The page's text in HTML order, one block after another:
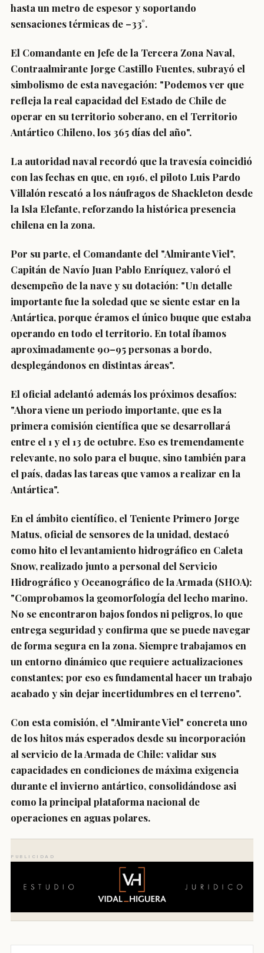
hasta un metro de espesor y soportando
sensaciones térmicas de –33°.
El Comandante en Jefe de la Tercera Zona Naval,
Contraalmirante Jorge Castillo Fuentes, subrayó el
simbolismo de esta navegación: "Podemos ver que
refleja la real capacidad del Estado de Chile de
operar en su territorio soberano, en el Territorio
Antártico Chileno, los 365 días del año".
La autoridad naval recordó que la travesía coincidió
con las fechas en que, en 1916, el piloto Luis Pardo
Villalón rescató a los náufragos de Shackleton desde
la Isla Elefante, reforzando la histórica presencia
chilena en la zona.
Por su parte, el Comandante del "Almirante Viel",
Capitán de Navío Juan Pablo Enríquez, valoró el
desempeño de la nave y su dotación: "Un detalle
importante fue la soledad que se siente estar en la
Antártica, porque éramos el único buque que estaba
operando en todo el territorio. En total íbamos
aproximadamente 90–95 personas a bordo,
desplegándonos en distintas áreas".
El oficial adelantó además los próximos desafíos:
"Ahora viene un periodo importante, que es la
primera comisión científica que se desarrollará
entre el 1 y el 13 de octubre. Eso es tremendamente
relevante, no solo para el buque, sino también para
el país, dadas las tareas que vamos a realizar en la
Antártica".
En el ámbito científico, el Teniente Primero Jorge
Matus, oficial de sensores de la unidad, destacó
como hito el levantamiento hidrográfico en Caleta
Snow, realizado junto a personal del Servicio
Hidrográfico y Oceanográfico de la Armada (SHOA):
"Comprobamos la geomorfología del lecho marino.
No se encontraron bajos fondos ni peligros, lo que
entrega seguridad y confirma que se puede navegar
de forma segura en la zona. Siempre trabajamos en
un entorno dinámico que requiere actualizaciones
constantes; por eso es fundamental hacer un trabajo
acabado y sin dejar incertidumbres en el terreno".
Con esta comisión, el "Almirante Viel" concreta uno
de los hitos más esperados desde su incorporación
al servicio de la Armada de Chile: validar sus
capacidades en condiciones de máxima exigencia
durante el invierno antártico, consolidándose asi
como la principal plataforma nacional de
operaciones en aguas polares.
PUBLICIDAD